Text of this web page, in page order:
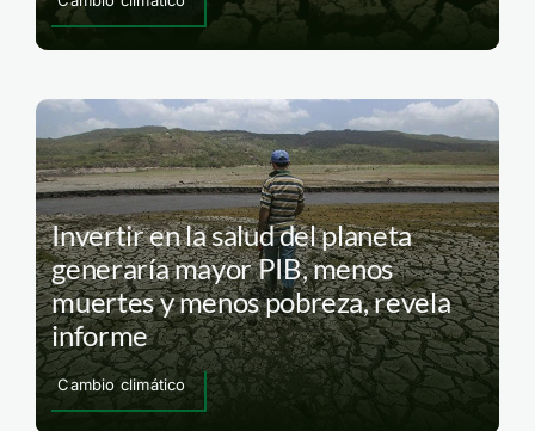
Invertir en la salud del planeta
generaría mayor PIB, menos
muertes y menos pobreza, revela
informe
Cambio climático